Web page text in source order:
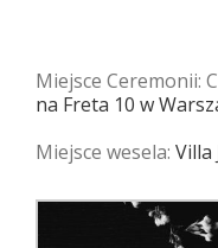
Miejsce Ceremonii:
na Freta 10 w
Miejsce wesela: Villa